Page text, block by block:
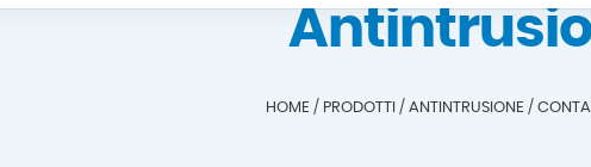
HOME / PRODOTTI / ANTINTRUSIONE /